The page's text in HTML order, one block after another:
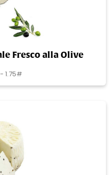
Fresco alla Olive
1.75#